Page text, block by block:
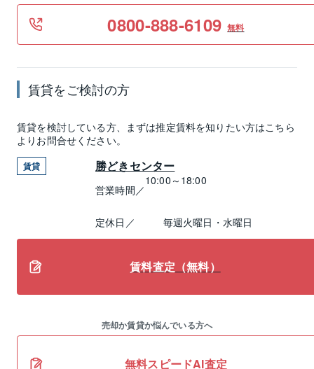
0800-888-6109 無料
賃貸をご検討の方
賃貸を検討している方、まずは推定賃料を知りたい方はこちら
よりお問合せください。
賃貸 勝どきセンター
営業時間／
10:00～18:00
定休日／ 毎週火曜日・水曜日
賃料査定（無料）
売却か賃貸か悩んでいる方へ
無料スピードAI査定